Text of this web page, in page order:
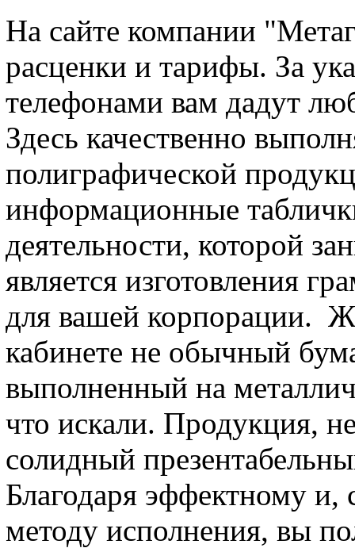
На сайте компании
расценки и тарифы. За
телефонами вам дадут
Здесь качественно
полиграфической
информационные
деятельности, которой
является изготовления
для вашей корпорации.
кабинете не обычный
выполненный на
что искали. Продукция,
солидный
Благодаря эффектному и,
методу исполнения, вы